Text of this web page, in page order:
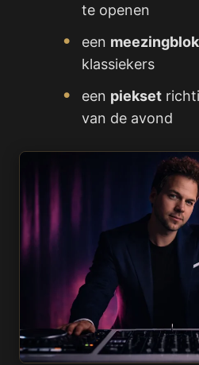
te openen
een meezingblok
klassiekers
een piekset
van de avond